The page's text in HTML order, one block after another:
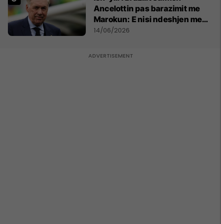
Ancelottin pas barazimit me
Marokun: E nisi ndeshjen me
formacionin e gabuar
14/06/2026